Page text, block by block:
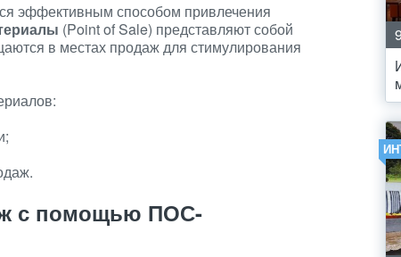
эффективным способом привлечения
(Point of Sale) представляют собой
в местах продаж для стимулирования
с помощью ПОС-